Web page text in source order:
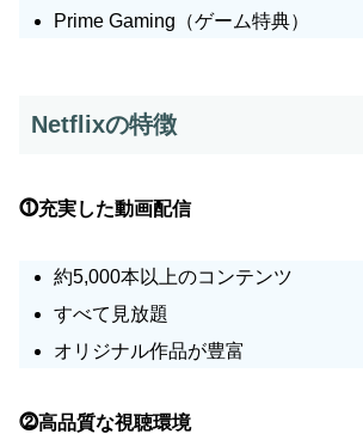
Prime Gaming（ゲーム特典）
Netflixの特徴
⓵充実した動画配信
約5,000本以上のコンテンツ
すべて見放題
オリジナル作品が豊富
⓶高品質な視聴環境